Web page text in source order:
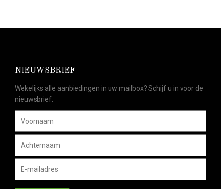
NIEUWSBRIEF
Wekelijks alle aanbiedingen in uw mailbox? Schijf u in voor de
nieuwsbrief.